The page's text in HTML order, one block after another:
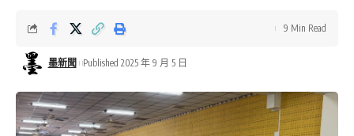
墨新聞 Published 2025 年 9 月 5 日
9 Min Read